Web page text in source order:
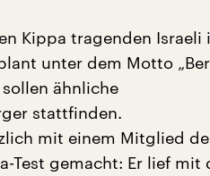
Kippa tragenden Israeli
unter dem Motto
ähnliche
stattfinden.
mit einem Mitglied
Test gemacht: Er lief mit